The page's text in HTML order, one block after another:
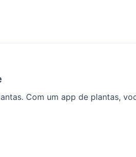
Com um app de plantas,